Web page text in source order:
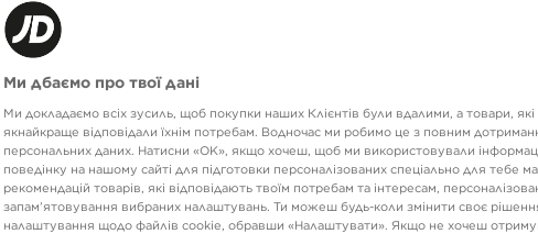
Ми дбаємо про твої дані
Ми докладаємо всіх зусиль, щоб покупки наших Клієнтів були вдалими, а товари,
якнайкраще відповідали їхнім потребам. Водночас ми робимо це з повним
персональних даних. Натисни «OK», якщо хочеш, щоб ми використовували
поведінку на нашому сайті для підготовки персоналізованих спеціально для тебе
рекомендацій товарів, які відповідають твоїм потребам та інтересам,
запам’ятовування вибраних налаштувань. Ти можеш будь-коли змінити своє
налаштування щодо файлів cookie, обравши «Налаштувати». Якщо не хочеш